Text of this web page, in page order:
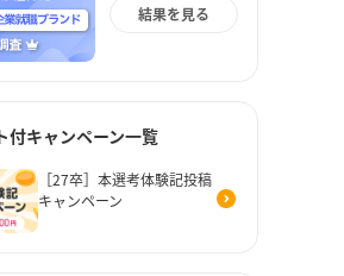
結果を見る
付キャンペーン一覧
［27卒］本選考体験記投稿
キャンペーン